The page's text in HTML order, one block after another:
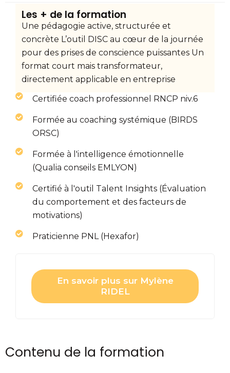
Les + de la formation
Une pédagogie active, structurée et
concrète L’outil DISC au cœur de la journée
pour des prises de conscience puissantes Un
format court mais transformateur,
directement applicable en entreprise
Certifiée coach professionnel RNCP niv.6
Formée au coaching systémique (BIRDS
ORSC)
Formée à l'intelligence émotionnelle
(Qualia conseils EMLYON)
Certifié à l'outil Talent Insights (Évaluation
du comportement et des facteurs de
motivations)
Praticienne PNL (Hexafor)
En savoir plus sur Mylène
RIDEL
Contenu de la formation